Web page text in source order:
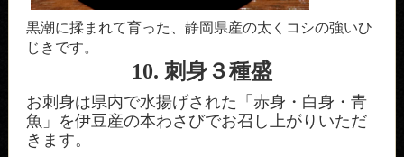
黒潮に揉まれて育った、静岡県産の太くコシの強いひ
じきです。
10. 刺身３種盛
お刺身は県内で水揚げされた「赤身・白身・青
魚」を伊豆産の本わさびでお召し上がりいただ
きます。